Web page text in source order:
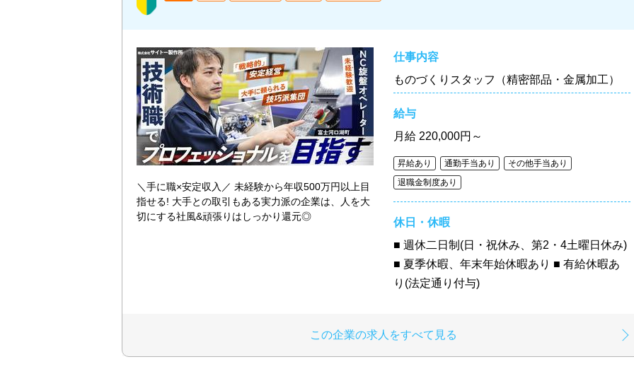
＼手に職×安定収入／ 未経験から年収500万円以上目
指せる! 大手との取引もある実力派の企業は、人を大
切にする社風&頑張りはしっかり還元◎
仕事内容
ものづくりスタッフ（精密部品・金属加工）
給与
月給 220,000円～
昇給あり 通勤手当あり
その他手当あり
退職金制度あり
休日・休暇
■ 週休二日制(日・祝休み、第2・4土曜日休み)
■ 夏季休暇、年末年始休暇あり ■ 有給休暇あ
り(法定通り付与)
この企業の求人をすべて見る